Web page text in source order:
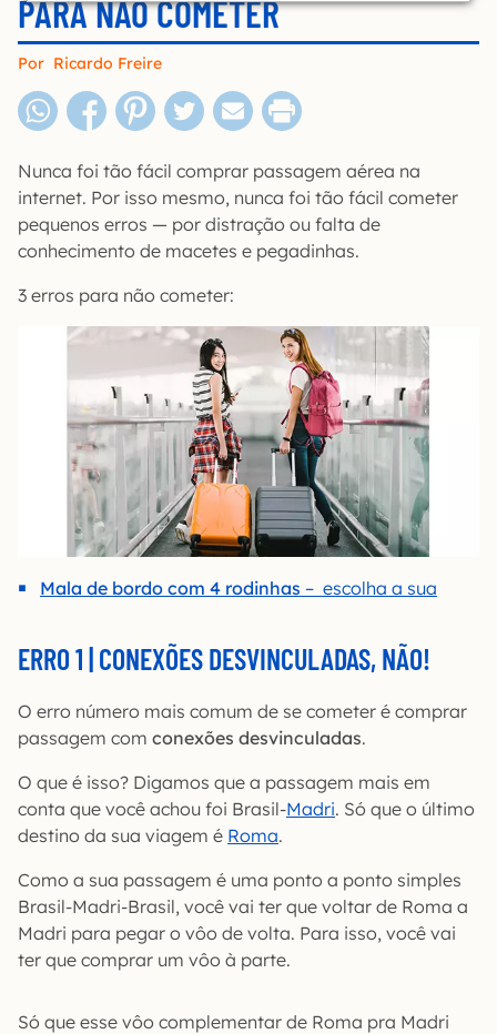
PARA NÃO COMETER
Por Ricardo Freire
Nunca foi tão fácil comprar passagem aérea na
internet. Por isso mesmo, nunca foi tão fácil cometer
pequenos erros — por distração ou falta de
conhecimento de macetes e pegadinhas.
3 erros para não cometer:
Mala de bordo com 4 rodinhas – escolha a sua
ERRO 1 | CONEXÕES DESVINCULADAS, NÃO!
O erro número mais comum de se cometer é comprar
passagem com conexões desvinculadas.
O que é isso? Digamos que a passagem mais em
conta que você achou foi Brasil-Madri. Só que o último
destino da sua viagem é Roma.
Como a sua passagem é uma ponto a ponto simples
Brasil-Madri-Brasil, você vai ter que voltar de Roma a
Madri para pegar o vôo de volta. Para isso, você vai
ter que comprar um vôo à parte.
Só que esse vôo complementar de Roma pra Madri